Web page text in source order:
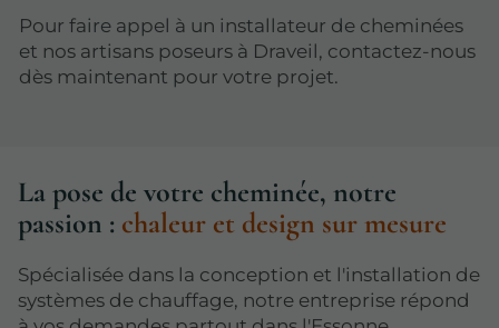
Pour faire appel à un installateur de cheminées
et nos artisans poseurs à Draveil, contactez-nous
dès maintenant pour votre projet.
La pose de votre cheminée, notre
passion : chaleur et design sur mesure
Spécialisée dans la conception et l'installation de
systèmes de chauffage, notre entreprise répond